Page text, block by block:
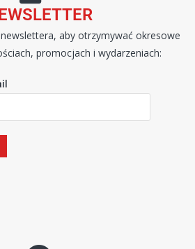
aby otrzymywać okresowe
promocjach i wydarzeniach: